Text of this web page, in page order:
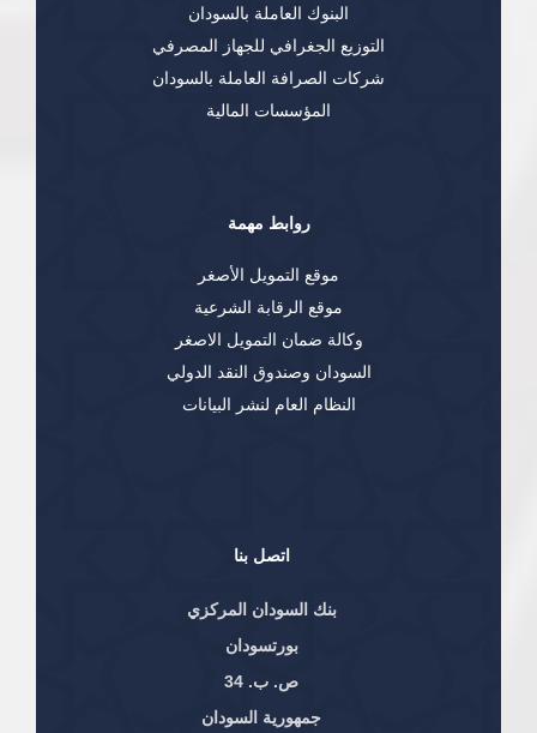
اتصل بنا
بنك السودان المركزي
بورتسودان
ص. ب. 34
جمهورية السودان
البنوك العاملة بالسودان
التوزيع الجغرافي للجهاز المصرفي
شركات الصرافة العاملة بالسودان
المؤسسات المالية
روابط مهمة
موقع التمويل الأصغر
موقع الرقابة الشرعية
وكالة ضمان التمويل الاصغر
السودان وصندوق النقد الدولي
النظام العام لنشر البيانات